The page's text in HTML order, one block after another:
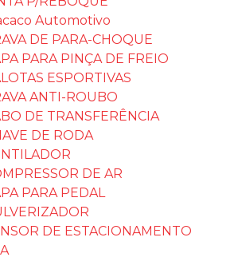
Automotivo
DE PARA-CHOQUE
PARA PINÇA DE FREIO
ESPORTIVAS
ANTI-ROUBO
DE TRANSFERÊNCIA
DE RODA
DE AR
PARA PEDAL
DE ESTACIONAMENTO